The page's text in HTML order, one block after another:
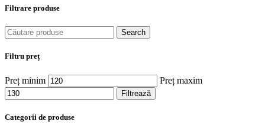
Filtrare produse
Search
Filtru preț
Preț minim Preț maxim
Filtrează
Categorii de produse